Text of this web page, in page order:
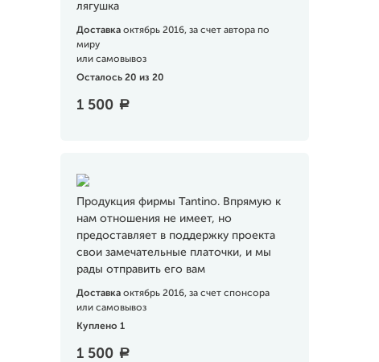
лягушка
Доставка октябрь 2016, за счет автора по
миру
или самовывоз
Осталось 20 из 20
1 500 a
Продукция фирмы Tantino. Впрямую к
нам отношения не имеет, но
предоставляет в поддержку проекта
свои замечательные платочки, и мы
рады отправить его вам
Доставка октябрь 2016, за счет спонсора
или самовывоз
Куплено 1
1 500 a